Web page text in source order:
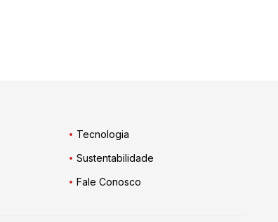
Tecnologia
Sustentabilidade
Fale Conosco